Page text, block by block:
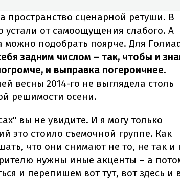
пространство сценарной ретуши. В
от самоощущения слабого. А
можно подобрать поярче. Для
задним числом – так, чтобы и
и выправка погероичнее.
весны 2014-го не выглядела столь
решимости осени.
вы не увидите. И я могу только
это стоило съемочной группе. Как
что они снимают не то, не так и
нужны иные акценты – а
и перепишем вот тут, вот здесь и